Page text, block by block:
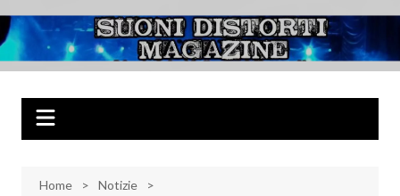
al
contenuto
Suoni Distorti
Magazine
Musica Rock, Metal, Punk e varie sonorità alternative
Home
Notizie